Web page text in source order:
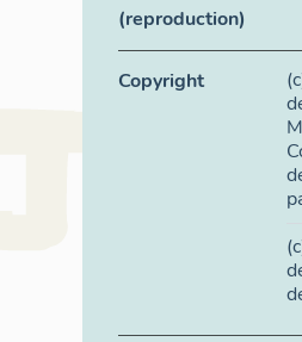
(reproduction)
Copyright